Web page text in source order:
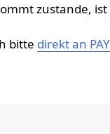
zustande,
bitte direkt an